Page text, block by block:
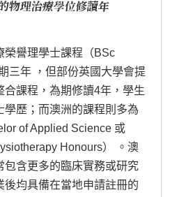
物理治療學位修讀年
榮譽理學士課程（BSc
三年 ，但部份英國大學會提
合課程，為期修讀4年，學生
學歷；而澳洲的課程則多為
of Applied Science 或
Honours） 。澳
包含更多的臨床實務或研究
後均具備在當地申請註冊的